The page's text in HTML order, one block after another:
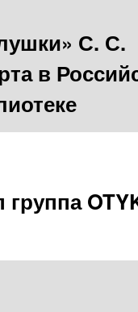
С. С.
в